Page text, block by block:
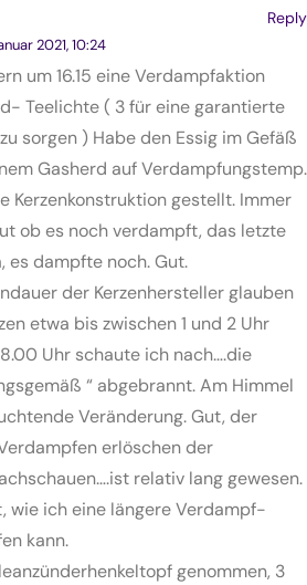
Reply
2021, 10:24
um 16.15 eine Verdampfaktion
Teelichte ( 3 für eine garantierte
sorgen ) Habe den Essig im Gefäß
Gasherd auf Verdampfungstemp.
Kerzenkonstruktion gestellt. Immer
ob es noch verdampft, das letzte
es dampfte noch. Gut.
der Kerzenhersteller glauben
etwa bis zwischen 1 und 2 Uhr
Uhr schaute ich nach….die
“ abgebrannt. Am Himmel
Veränderung. Gut, der
erlöschen der
relativ lang gewesen.
wie ich eine längere Verdampf-
kann.
genommen, 3